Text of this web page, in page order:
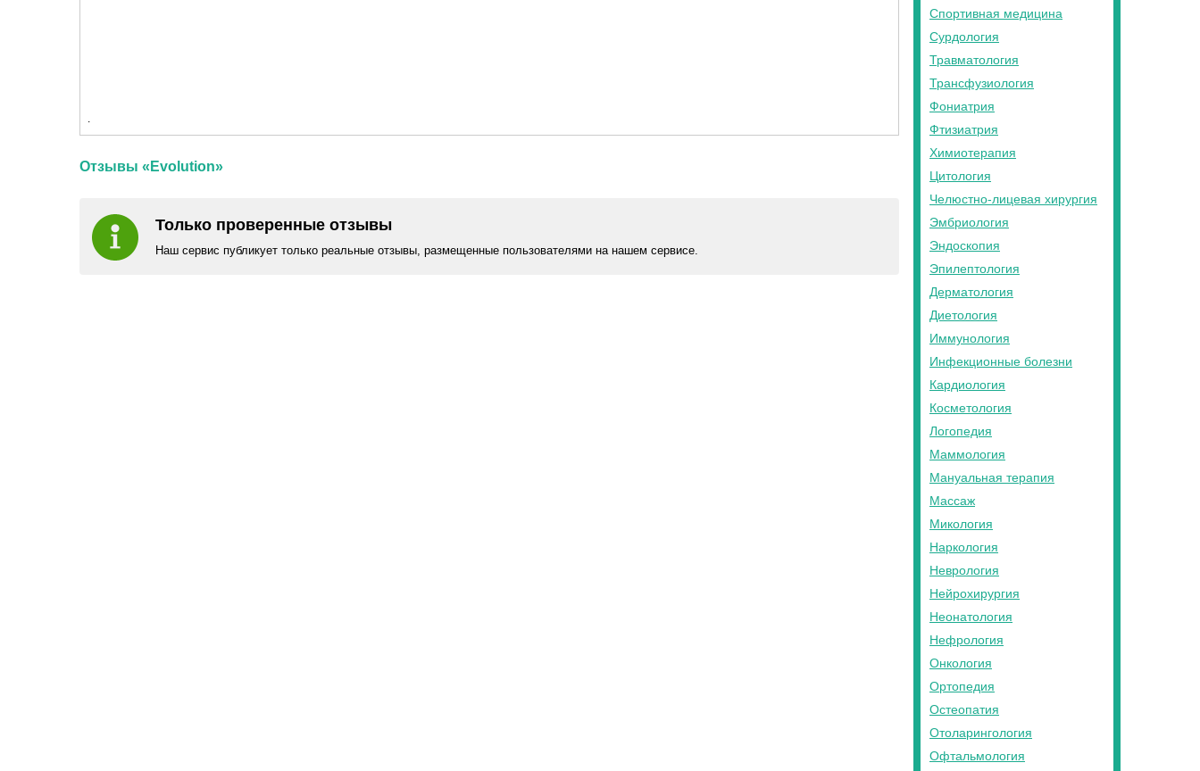
.
Отзывы «Evolution»
Только проверенные отзывы
Наш сервис публикует только реальные отзывы, размещенные пользователями на нашем сервисе.
Спортивная медицина
Сурдология
Травматология
Трансфузиология
Фониатрия
Фтизиатрия
Химиотерапия
Цитология
Челюстно-лицевая хирургия
Эмбриология
Эндоскопия
Эпилептология
Дерматология
Диетология
Иммунология
Инфекционные болезни
Кардиология
Косметология
Логопедия
Маммология
Мануальная терапия
Массаж
Микология
Наркология
Неврология
Нейрохирургия
Неонатология
Нефрология
Онкология
Ортопедия
Остеопатия
Отоларингология
Офтальмология